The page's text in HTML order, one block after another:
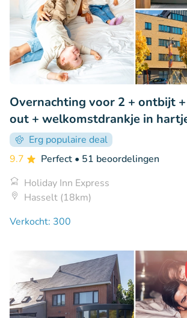
Overnachting voor 2 + ontbijt
out + welkomstdrankje in
Erg populaire deal
9.7
Perfect • 51 beoordelingen
Holiday Inn Express
Hasselt (18km)
Verkocht: 300